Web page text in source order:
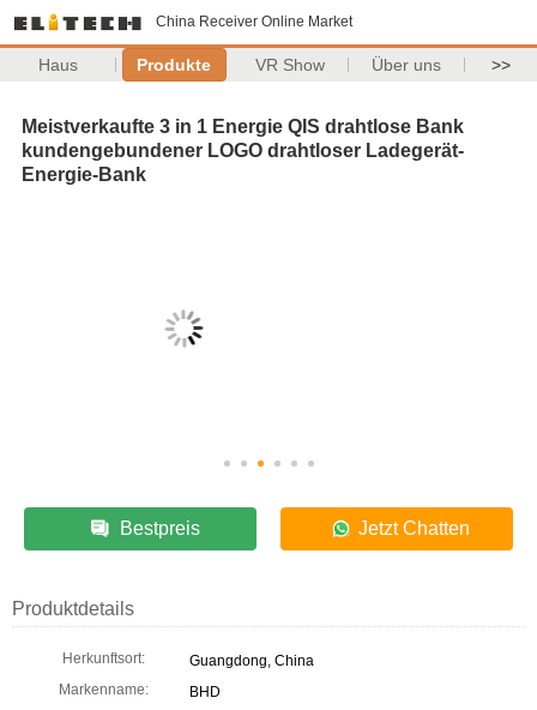
China Receiver Online Market
Haus Produkte VR Show Über uns >>
Meistverkaufte 3 in 1 Energie QIS drahtlose Bank
kundengebundener LOGO drahtloser Ladegerät-
Energie-Bank
Bestpreis Jetzt Chatten
Produktdetails
Herkunftsort:
Guangdong, China
Markenname:
BHD